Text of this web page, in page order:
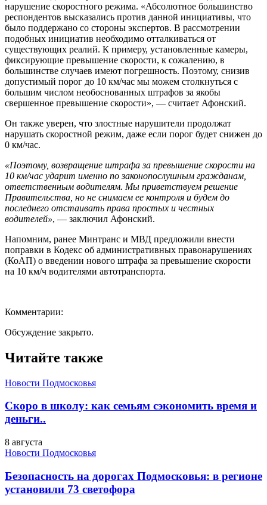
нарушение скоростного режима. «Абсолютное большинство
респондентов высказались против данной инициативы, что
было поддержано со стороны экспертов. В рассмотрении
подобных инициатив необходимо отталкиваться от
существующих реалий. К примеру, установленные камеры,
фиксирующие превышение скорости, к сожалению, в
большинстве случаев имеют погрешность. Поэтому, снизив
допустимый порог до 10 км/час мы можем столкнуться с
большим числом необоснованных штрафов за якобы
свершенное превышение скорости», — считает Афонский.
Он также уверен, что злостные нарушители продолжат
нарушать скоростной режим, даже если порог будет снижен до
0 км/час.
«Поэтому, возвращение штрафа за превышение скорости на
10 км/час ударит именно по законопослушным гражданам,
ответственным водителям. Мы приветствуем решение
Правительства, но не снимаем ее контроля и будем до
последнего отстаивать права простых и честных
водителей», — заключил Афонский.
Напомним, ранее Минтранс и МВД предложили внести
поправки в Кодекс об административных правонарушениях
(КоАП) о введении нового штрафа за превышение скорости
на 10 км/ч водителями автотранспорта.
Комментарии:
Обсуждение закрыто.
Читайте также
Новости Подмосковья
Скоро в школу: как семьям сэкономить время и
деньги..
8 августа
Новости Подмосковья
Безопасность на дорогах Подмосковья: в регионе
установили 73 светофора